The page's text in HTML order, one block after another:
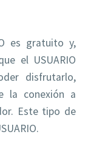
es gratuito y,
el USUARIO
disfrutarlo,
la conexión a
Este tipo de